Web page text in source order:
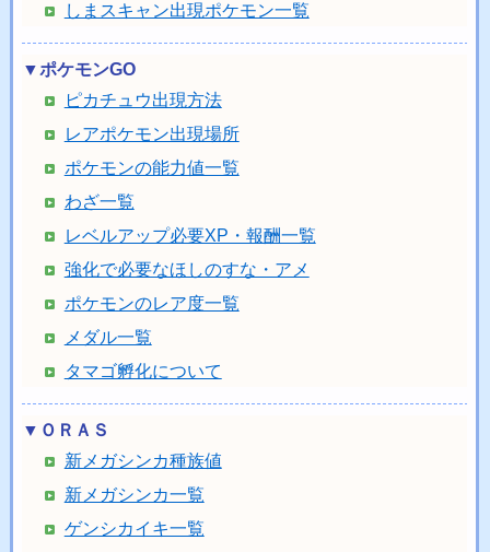
しまスキャン出現ポケモン一覧
▼ポケモンGO
ピカチュウ出現方法
レアポケモン出現場所
ポケモンの能力値一覧
わざ一覧
レベルアップ必要XP・報酬一覧
強化で必要なほしのすな・アメ
ポケモンのレア度一覧
メダル一覧
タマゴ孵化について
▼ＯＲＡＳ
新メガシンカ種族値
新メガシンカ一覧
ゲンシカイキ一覧